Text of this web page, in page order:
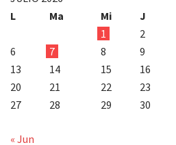
L
Ma Mi J
1
2
6
7 8 9
13
14 15 16
20
21 22 23
27
28 29 30
« Jun